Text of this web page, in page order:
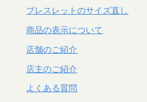
ブレスレットのサイズ直し
商品の表示について
店舗のご紹介
店主のご紹介
よくある質問